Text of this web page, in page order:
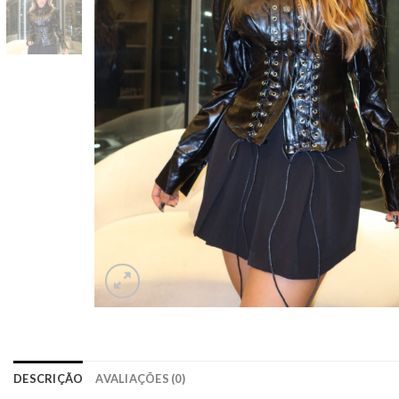
DESCRIÇÃO AVALIAÇÕES (0)